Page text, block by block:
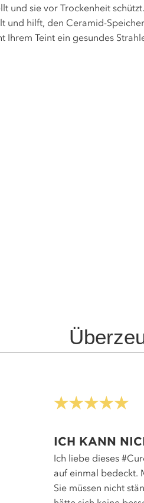
und sie vor Trockenheit
und hilft, den Ceramid-
Ihrem Teint ein gesundes
ICH KANN
Ich liebe dieses
auf einmal bedeckt.
Sie müssen nicht